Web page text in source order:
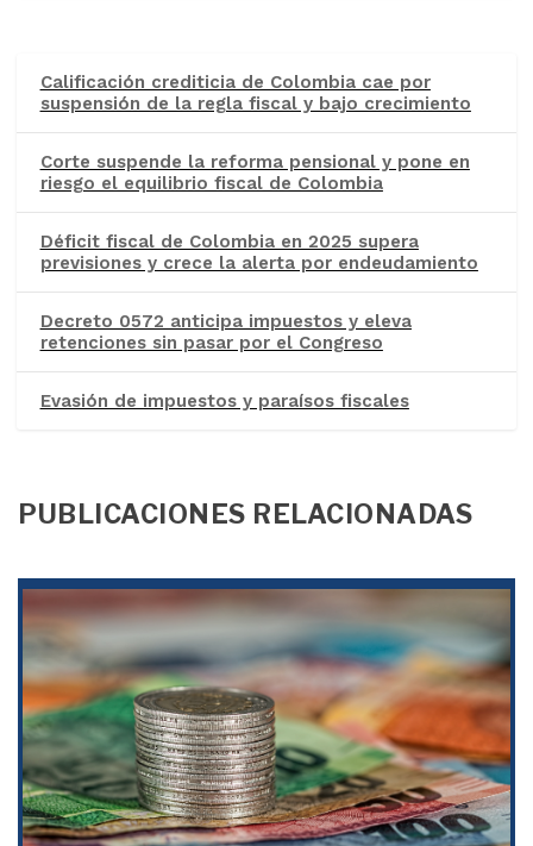
Calificación crediticia de Colombia cae por
suspensión de la regla fiscal y bajo crecimiento
Corte suspende la reforma pensional y pone en
riesgo el equilibrio fiscal de Colombia
Déficit fiscal de Colombia en 2025 supera
previsiones y crece la alerta por endeudamiento
Decreto 0572 anticipa impuestos y eleva
retenciones sin pasar por el Congreso
Evasión de impuestos y paraísos fiscales
PUBLICACIONES RELACIONADAS